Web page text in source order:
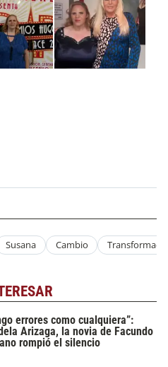
Susana Cambio
errores como cualquiera”:
Arizaga, la novia de Facundo
rompió el silencio